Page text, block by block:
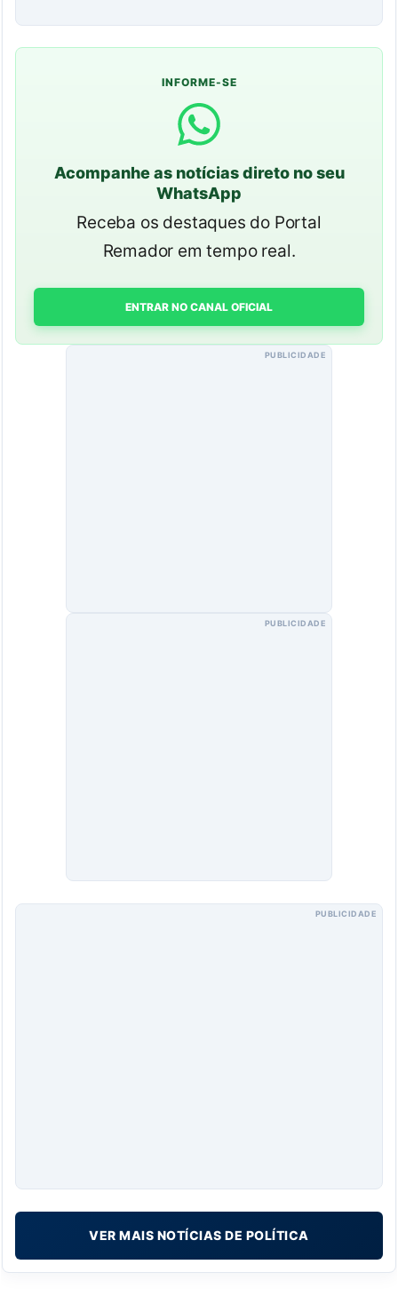
INFORME-SE
Acompanhe as notícias direto no seu
WhatsApp
Receba os destaques do Portal
Remador em tempo real.
ENTRAR NO CANAL OFICIAL
PUBLICIDADE
PUBLICIDADE
PUBLICIDADE
VER MAIS NOTÍCIAS DE POLÍTICA